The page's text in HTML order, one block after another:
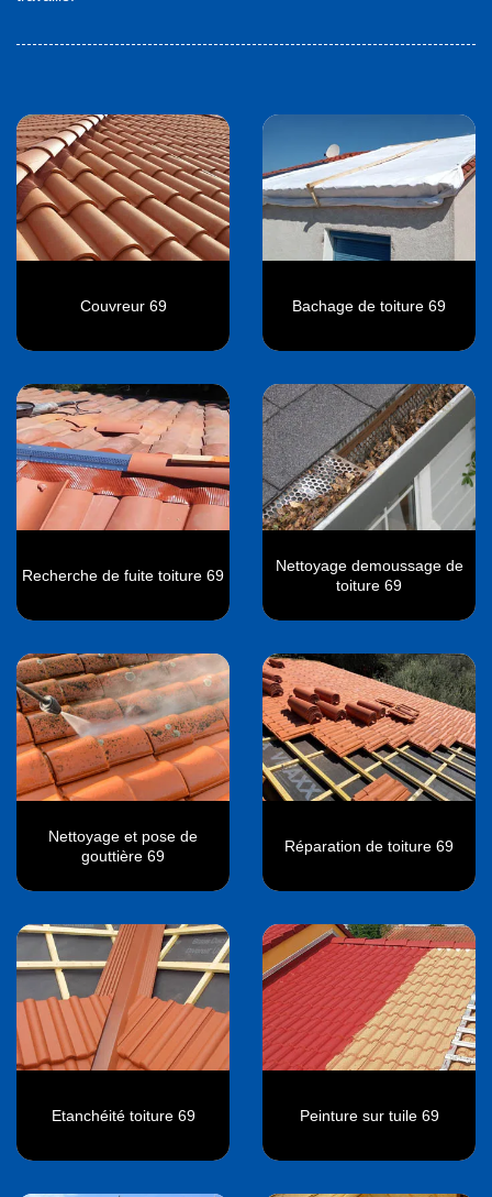
Couvreur 69 Bachage de toiture 69
Recherche de fuite toiture 69
Nettoyage demoussage de
toiture 69
Nettoyage et pose de
gouttière 69
Réparation de toiture 69
Etanchéité toiture 69 Peinture sur tuile 69